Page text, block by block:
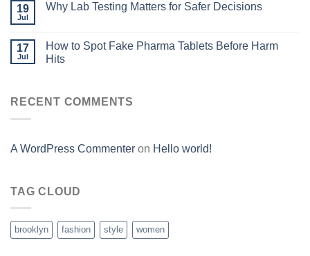
19
Jul
Why Lab Testing Matters for Safer Decisions
17
Jul
How to Spot Fake Pharma Tablets Before Harm
Hits
RECENT COMMENTS
A WordPress Commenter on Hello world!
TAG CLOUD
brooklyn fashion style women